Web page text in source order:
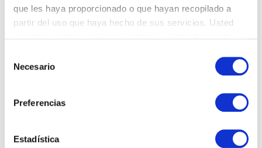
que les haya proporcionado o que hayan recopilado a
partir del uso que haya hecho de sus servicios. Usted
Necesario
Preferencias
Estadística